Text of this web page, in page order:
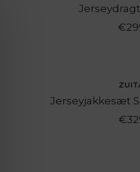
Jerseyjakkesæt